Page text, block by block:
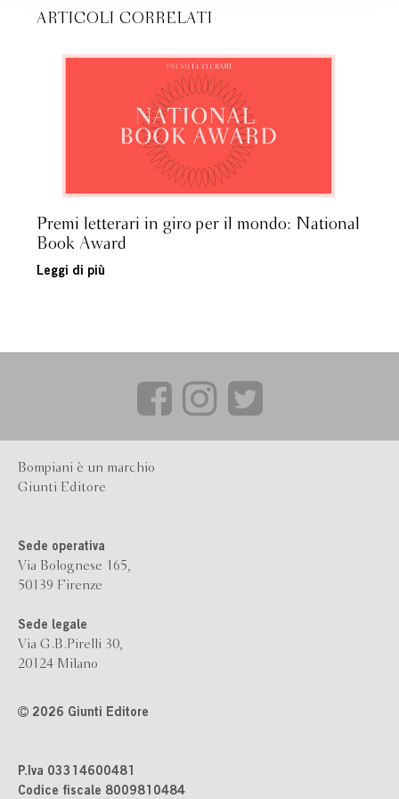
ARTICOLI CORRELATI
Premi letterari in giro per il mondo: National
Book Award
Leggi di più
Bompiani è un marchio
Giunti Editore
Sede operativa
Via Bolognese 165,
50139 Firenze
Sede legale
Via G.B.Pirelli 30,
20124 Milano
2026 Giunti Editore
P.Iva 03314600481
Codice fiscale 8009810484